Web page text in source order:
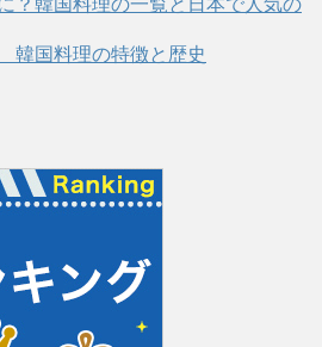
？韓国料理の一覧と日本で人気の
国料理の特徴と歴史